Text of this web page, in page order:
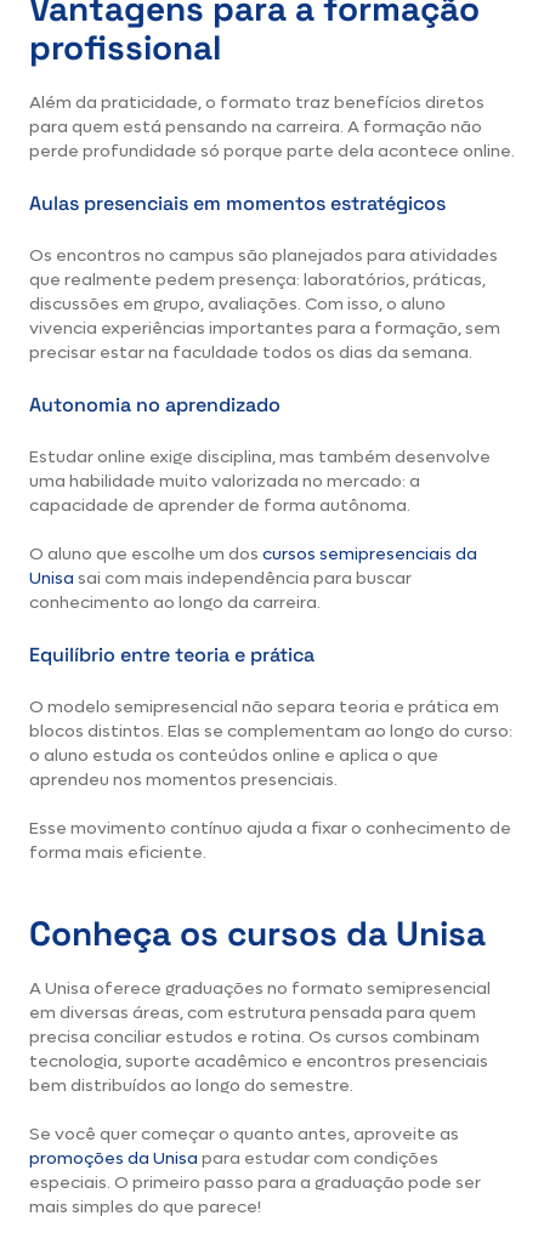
profissional
Além da praticidade, o formato traz benefícios diretos
para quem está pensando na carreira. A formação não
perde profundidade só porque parte dela acontece online.
Aulas presenciais em momentos estratégicos
Os encontros no campus são planejados para atividades
que realmente pedem presença: laboratórios, práticas,
discussões em grupo, avaliações. Com isso, o aluno
vivencia experiências importantes para a formação, sem
precisar estar na faculdade todos os dias da semana.
Autonomia no aprendizado
Estudar online exige disciplina, mas também desenvolve
uma habilidade muito valorizada no mercado: a
capacidade de aprender de forma autônoma.
O aluno que escolhe um dos cursos semipresenciais da
Unisa sai com mais independência para buscar
conhecimento ao longo da carreira.
Equilíbrio entre teoria e prática
O modelo semipresencial não separa teoria e prática em
blocos distintos. Elas se complementam ao longo do curso:
o aluno estuda os conteúdos online e aplica o que
aprendeu nos momentos presenciais.
Esse movimento contínuo ajuda a fixar o conhecimento de
forma mais eficiente.
Conheça os cursos da Unisa
A Unisa oferece graduações no formato semipresencial
em diversas áreas, com estrutura pensada para quem
precisa conciliar estudos e rotina. Os cursos combinam
tecnologia, suporte acadêmico e encontros presenciais
bem distribuídos ao longo do semestre.
Se você quer começar o quanto antes, aproveite as
promoções da Unisa para estudar com condições
especiais. O primeiro passo para a graduação pode ser
mais simples do que parece!